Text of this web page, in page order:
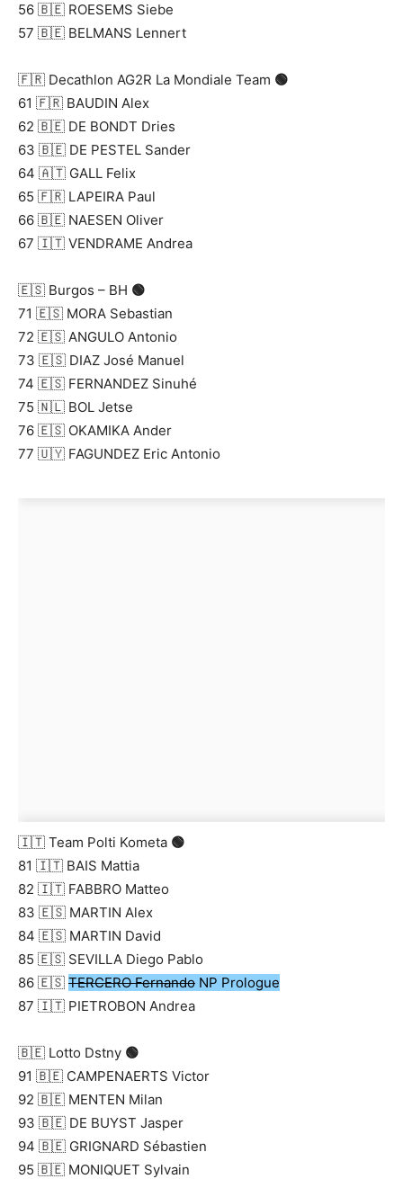
56 🇧🇪 ROESEMS Siebe
57 🇧🇪 BELMANS Lennert
🇫🇷 Decathlon AG2R La Mondiale Team 🟢
61 🇫🇷 BAUDIN Alex
62 🇧🇪 DE BONDT Dries
63 🇧🇪 DE PESTEL Sander
64 🇦🇹 GALL Felix
65 🇫🇷 LAPEIRA Paul
66 🇧🇪 NAESEN Oliver
67 🇮🇹 VENDRAME Andrea
🇪🇸 Burgos – BH 🟢
71 🇪🇸 MORA Sebastian
72 🇪🇸 ANGULO Antonio
73 🇪🇸 DIAZ José Manuel
74 🇪🇸 FERNANDEZ Sinuhé
75 🇳🇱 BOL Jetse
76 🇪🇸 OKAMIKA Ander
77 🇺🇾 FAGUNDEZ Eric Antonio
🇮🇹 Team Polti Kometa 🟢
81 🇮🇹 BAIS Mattia
82 🇮🇹 FABBRO Matteo
83 🇪🇸 MARTIN Alex
84 🇪🇸 MARTIN David
85 🇪🇸 SEVILLA Diego Pablo
86 🇪🇸 TERCERO Fernando NP Prologue
87 🇮🇹 PIETROBON Andrea
🇧🇪 Lotto Dstny 🟢
91 🇧🇪 CAMPENAERTS Victor
92 🇧🇪 MENTEN Milan
93 🇧🇪 DE BUYST Jasper
94 🇧🇪 GRIGNARD Sébastien
95 🇧🇪 MONIQUET Sylvain